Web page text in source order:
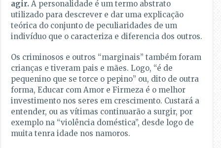
agir. A personalidade é um termo abstrato
utilizado para descrever e dar uma explicação
teórica do conjunto de peculiaridades de um
indivíduo que o caracteriza e diferencia dos outros.
Os criminosos e outros “marginais” também foram
crianças e tiveram pais e mães. Logo, “é de
pequenino que se torce o pepino” ou, dito de outra
forma, Educar com Amor e Firmeza é o melhor
investimento nos seres em crescimento. Custará a
entender, ou as vítimas continuarão a surgir, por
exemplo na “violência doméstica”, desde logo de
muita tenra idade nos namoros.